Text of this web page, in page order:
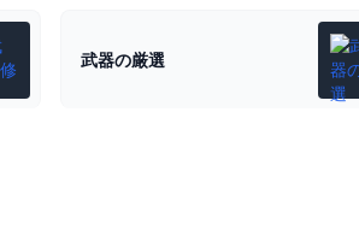
武器の厳選